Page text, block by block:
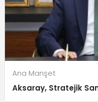
Ana Manşet
Aksaray, Stratejik